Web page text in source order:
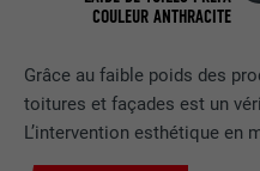
Grâce au faible poids des
toitures et façades est un
L’intervention esthétique en
COULEUR ANTHRACITE
EXPIRATION 2 ans
UTILITÉ
Utilisé
LinkedIn
services